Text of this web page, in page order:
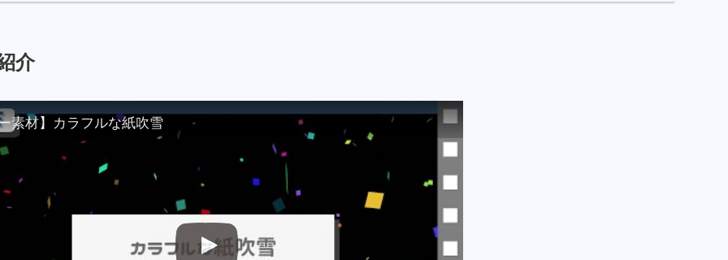
介
素材】カラフルな紙吹雪